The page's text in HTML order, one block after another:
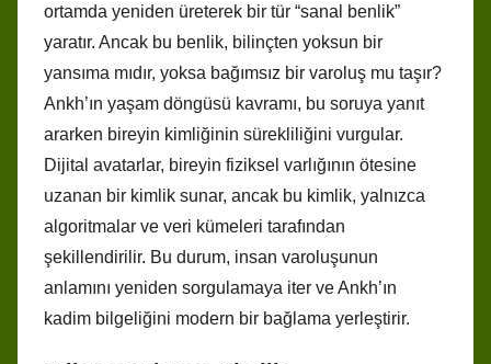
ortamda yeniden üreterek bir tür “sanal benlik”
yaratır. Ancak bu benlik, bilinçten yoksun bir
yansıma mıdır, yoksa bağımsız bir varoluş mu taşır?
Ankh’ın yaşam döngüsü kavramı, bu soruya yanıt
ararken bireyin kimliğinin sürekliliğini vurgular.
Dijital avatarlar, bireyin fiziksel varlığının ötesine
uzanan bir kimlik sunar, ancak bu kimlik, yalnızca
algoritmalar ve veri kümeleri tarafından
şekillendirilir. Bu durum, insan varoluşunun
anlamını yeniden sorgulamaya iter ve Ankh’ın
kadim bilgeliğini modern bir bağlama yerleştirir.